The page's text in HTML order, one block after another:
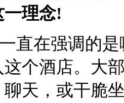
理念!
在强调的是
个酒店。大
天，或干脆